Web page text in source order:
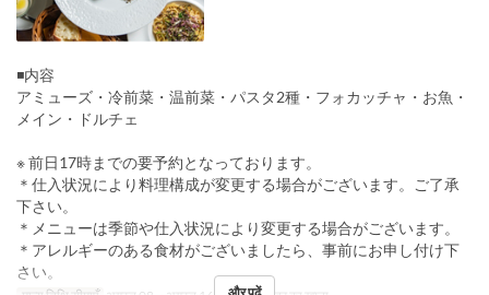
◾️内容
アミューズ・冷前菜・温前菜・パスタ2種・フォカッチャ・お魚・
メイン・ドルチェ
※ 前日17時までの要予約となっております。
＊仕入状況により料理構成が変更する場合がございます。ご了承
下さい。
＊メニューは季節や仕入状況により変更する場合がございます。
＊アレルギーのある食材がございましたら、事前にお申し付け下
さい。